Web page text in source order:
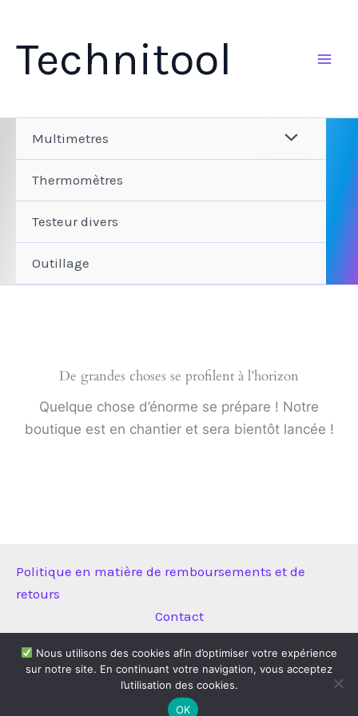
contenu
Technitool
Multimetres
Thermomètres
Testeur divers
Outillage
De grandes choses se profilent à l’horizon
Quelque chose d’énorme se prépare ! Notre
boutique est en chantier et sera bientôt lancée !
Politique en matière de remboursements et de
retours
Contact
Copyright © 2026 Technitool | Propulsé parThème WordPress
Astra
Nous utilisons des cookies afin d’optimiser votre expérience
sur notre site. En continuant votre navigation, vous acceptez
l’utilisation des cookies.
OK